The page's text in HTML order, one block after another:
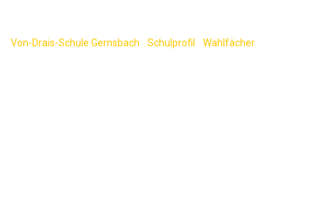
Von-Drais-Schule Gernsbach Schulprofil Wahlfächer